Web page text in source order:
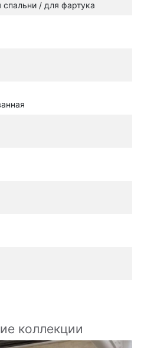
/ для фартука
коллекции